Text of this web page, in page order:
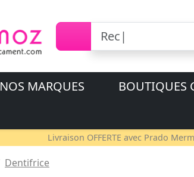
NOS MARQUES
BOUTIQUES
Livraison OFFERTE avec Prado
Dentifrice